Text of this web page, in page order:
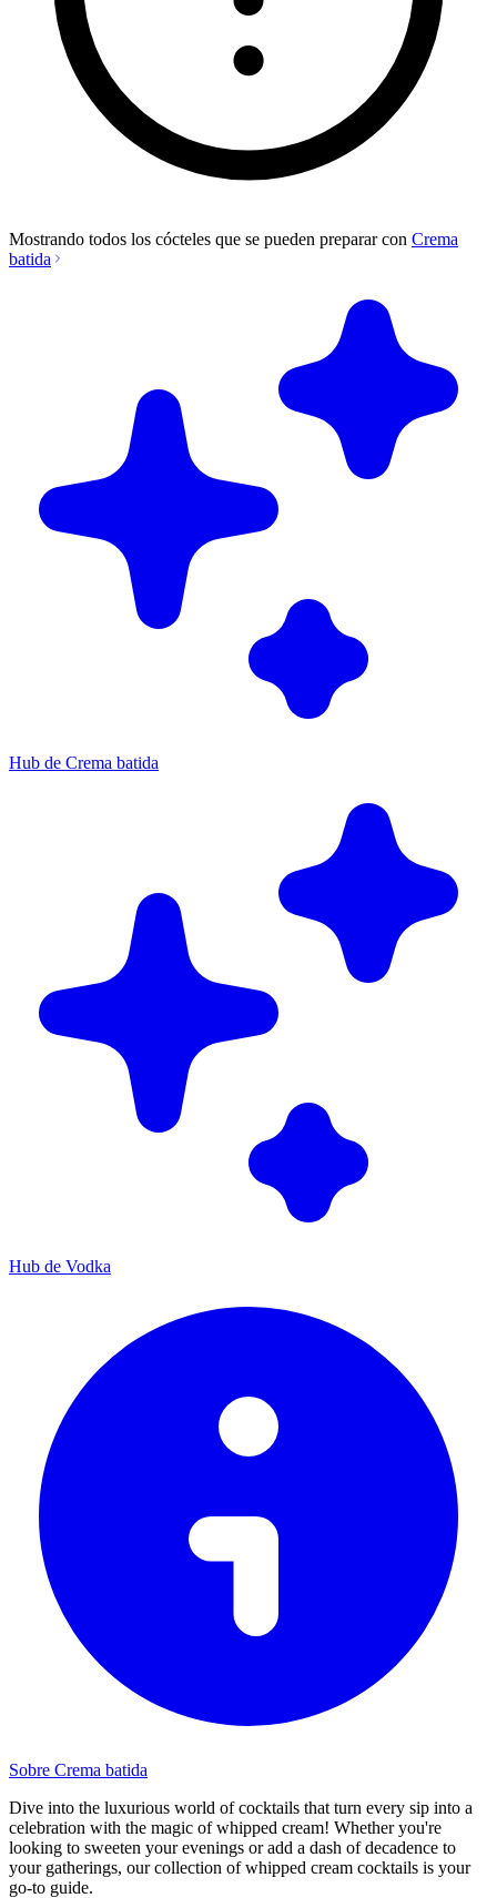
Mostrando todos los cócteles que se pueden preparar con Crema
batida
Hub de Crema batida
Hub de Vodka
Sobre Crema batida
Dive into the luxurious world of cocktails that turn every sip into a
celebration with the magic of whipped cream! Whether you're
looking to sweeten your evenings or add a dash of decadence to
your gatherings, our collection of whipped cream cocktails is your
go-to guide.